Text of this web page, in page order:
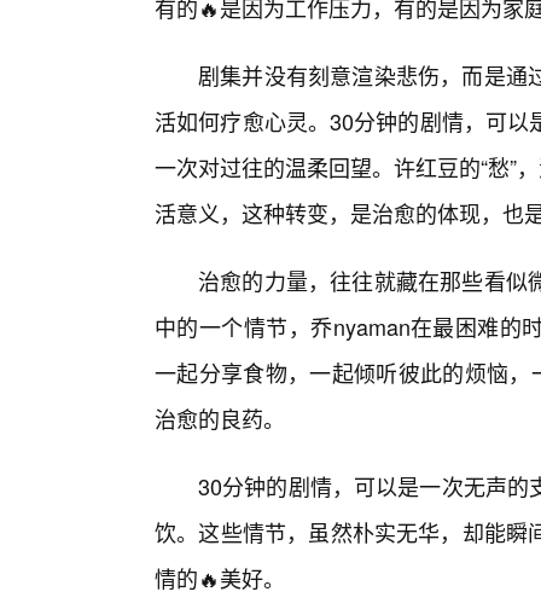
有的🔥是因为工作压力，有的是因为家
剧集并没有刻意渲染悲伤，而是
活如何疗愈心灵。30分钟的剧情，可
一次对过往的温柔回望。许红豆的“愁”
活意义，这种转变，是治愈的体现，也
治愈的力量，往往就藏在那些看
中的一个情节，乔nyaman在最困难的
一起分享食物，一起倾听彼此的烦恼
治愈的良药。
30分钟的剧情，可以是一次无声
饮。这些情节，虽然朴实无华，却能
情的🔥美好。